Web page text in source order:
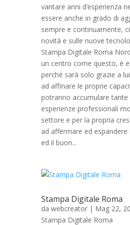
vantare anni d’esperienza
essere anche in grado di
sempre e continuamente,
novità e sulle nuove
Stampa Digitale Roma
un centro come questo, è
perché sarà solo grazie a
ad affinare le proprie
potranno accumulare tante
esperienze professionali
settore e per la propria
ad affermare ed
ed il buon...
Stampa Digitale Roma
da webcreator | Mag 22,
Stampa Digitale Roma